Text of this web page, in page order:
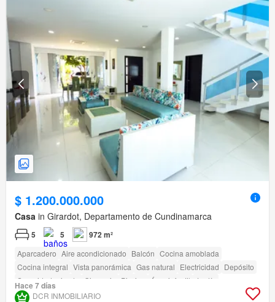
$ 1.200.000.000
Casa in Girardot, Departamento de Cundinamarca
5 5 972 m²
Aparcadero Aire acondicionado Balcón Cocina amoblada
Cocina integral Vista panorámica Gas natural Electricidad Depósito
Seguridad privada
Gimnasio Piscina Área infantil
Jardín
Cancha de tenis
Hace 7 días
DCR INMOBILIARIO